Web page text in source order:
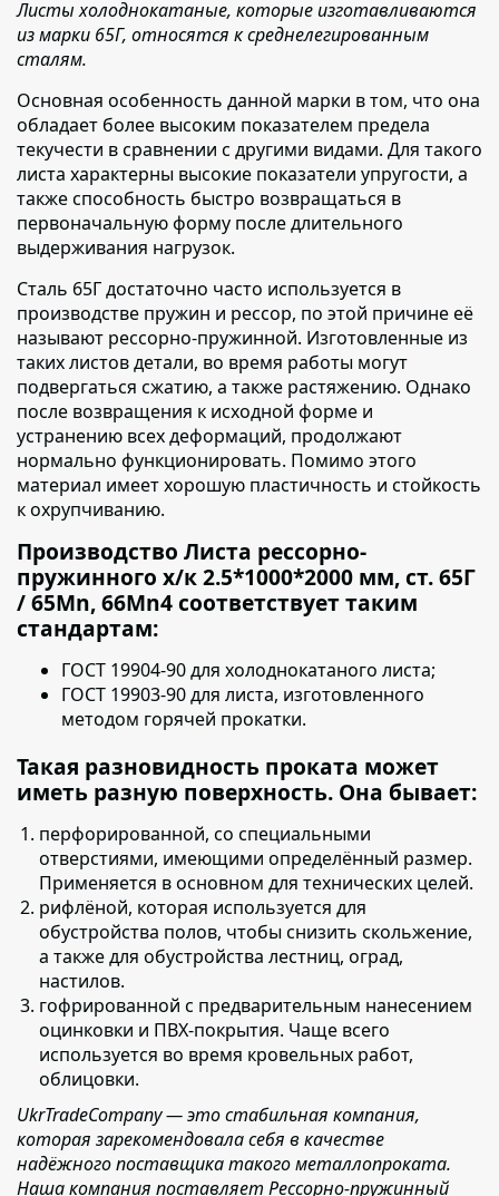
Листы холоднокатаные, которые изготавливаются
из марки 65Г, относятся к среднелегированным
сталям.
Основная особенность данной марки в том, что она
обладает более высоким показателем предела
текучести в сравнении с другими видами. Для такого
листа характерны высокие показатели упругости, а
также способность быстро возвращаться в
первоначальную форму после длительного
выдерживания нагрузок.
Сталь 65Г достаточно часто используется в
производстве пружин и рессор, по этой причине её
называют рессорно-пружинной. Изготовленные из
таких листов детали, во время работы могут
подвергаться сжатию, а также растяжению. Однако
после возвращения к исходной форме и
устранению всех деформаций, продолжают
нормально функционировать. Помимо этого
материал имеет хорошую пластичность и стойкость
к охрупчиванию.
Производство Листа рессорно-
пружинного х/к 2.5*1000*2000 мм, ст. 65Г
/ 65Mn, 66Mn4 соответствует таким
стандартам:
ГОСТ 19904-90 для холоднокатаного листа;
ГОСТ 19903-90 для листа, изготовленного
методом горячей прокатки.
Такая разновидность проката может
иметь разную поверхность. Она бывает:
перфорированной, со специальными
отверстиями, имеющими определённый размер.
Применяется в основном для технических целей.
рифлёной, которая используется для
обустройства полов, чтобы снизить скольжение,
а также для обустройства лестниц, оград,
настилов.
гофрированной с предварительным нанесением
оцинковки и ПВХ-покрытия. Чаще всего
используется во время кровельных работ,
облицовки.
UkrTradeCompany — это стабильная компания,
которая зарекомендовала себя в качестве
надёжного поставщика такого металлопроката.
Наша компания поставляет Рессорно-пружинный